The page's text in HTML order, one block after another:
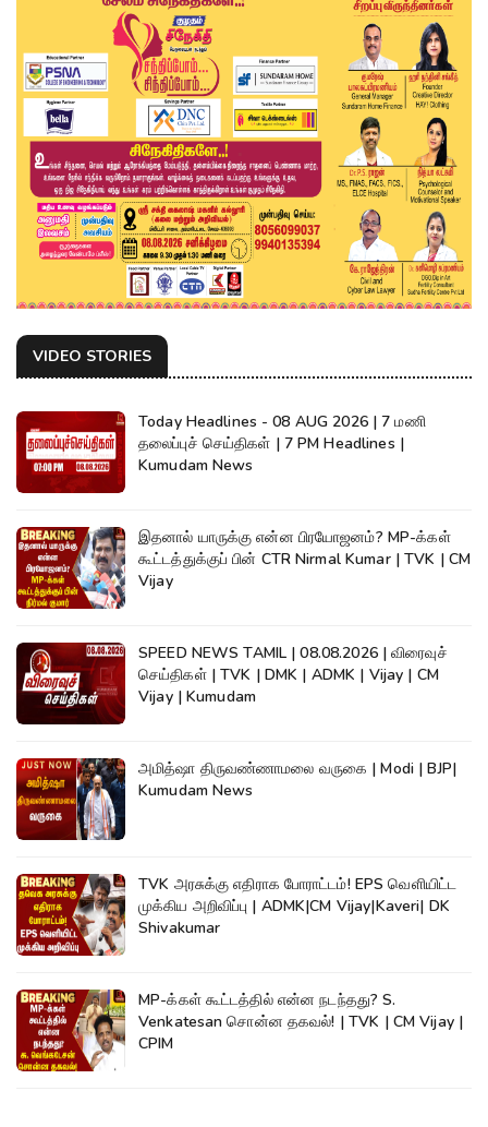
VIDEO STORIES
Today Headlines - 08 AUG 2026 | 7 மணி
தலைப்புச் செய்திகள் | 7 PM Headlines |
Kumudam News
இதனால் யாருக்கு என்ன பிரயோஜனம்? MP-க்கள்
கூட்டத்துக்குப் பின் CTR Nirmal Kumar | TVK | CM
Vijay
SPEED NEWS TAMIL | 08.08.2026 | விரைவுச்
செய்திகள் | TVK | DMK | ADMK | Vijay | CM
Vijay | Kumudam
அமித்ஷா திருவண்ணாமலை வருகை | Modi | BJP|
Kumudam News
TVK அரசுக்கு எதிராக போராட்டம்! EPS வெளியிட்ட
முக்கிய அறிவிப்பு | ADMK|CM Vijay|Kaveri| DK
Shivakumar
MP-க்கள் கூட்டத்தில் என்ன நடந்தது? S.
Venkatesan சொன்ன தகவல்! | TVK | CM Vijay |
CPIM